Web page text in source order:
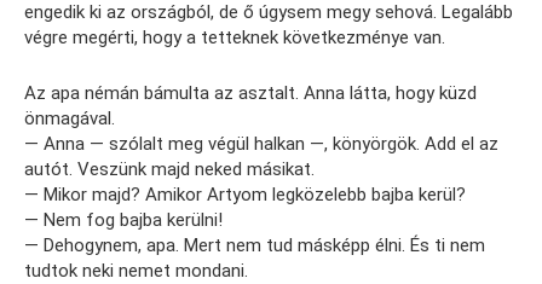
engedik ki az országból, de ő úgysem megy sehová. Legalább
végre megérti, hogy a tetteknek következménye van.
Az apa némán bámulta az asztalt. Anna látta, hogy küzd
önmagával.
— Anna — szólalt meg végül halkan —, könyörgök. Add el az
autót. Veszünk majd neked másikat.
— Mikor majd? Amikor Artyom legközelebb bajba kerül?
— Nem fog bajba kerülni!
— Dehogynem, apa. Mert nem tud másképp élni. És ti nem
tudtok neki nemet mondani.